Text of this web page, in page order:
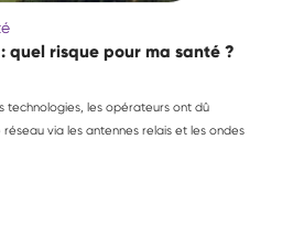
quel risque pour ma santé ?
technologies, les opérateurs ont dû
via les antennes relais et les ondes